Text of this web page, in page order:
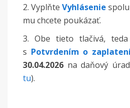
2. Vyplňte Vyhlásenie
mu chcete poukázať.
3. Obe tieto tlačivá, teda
s Potvrdením o
30.04.2026 na daňový
tu).